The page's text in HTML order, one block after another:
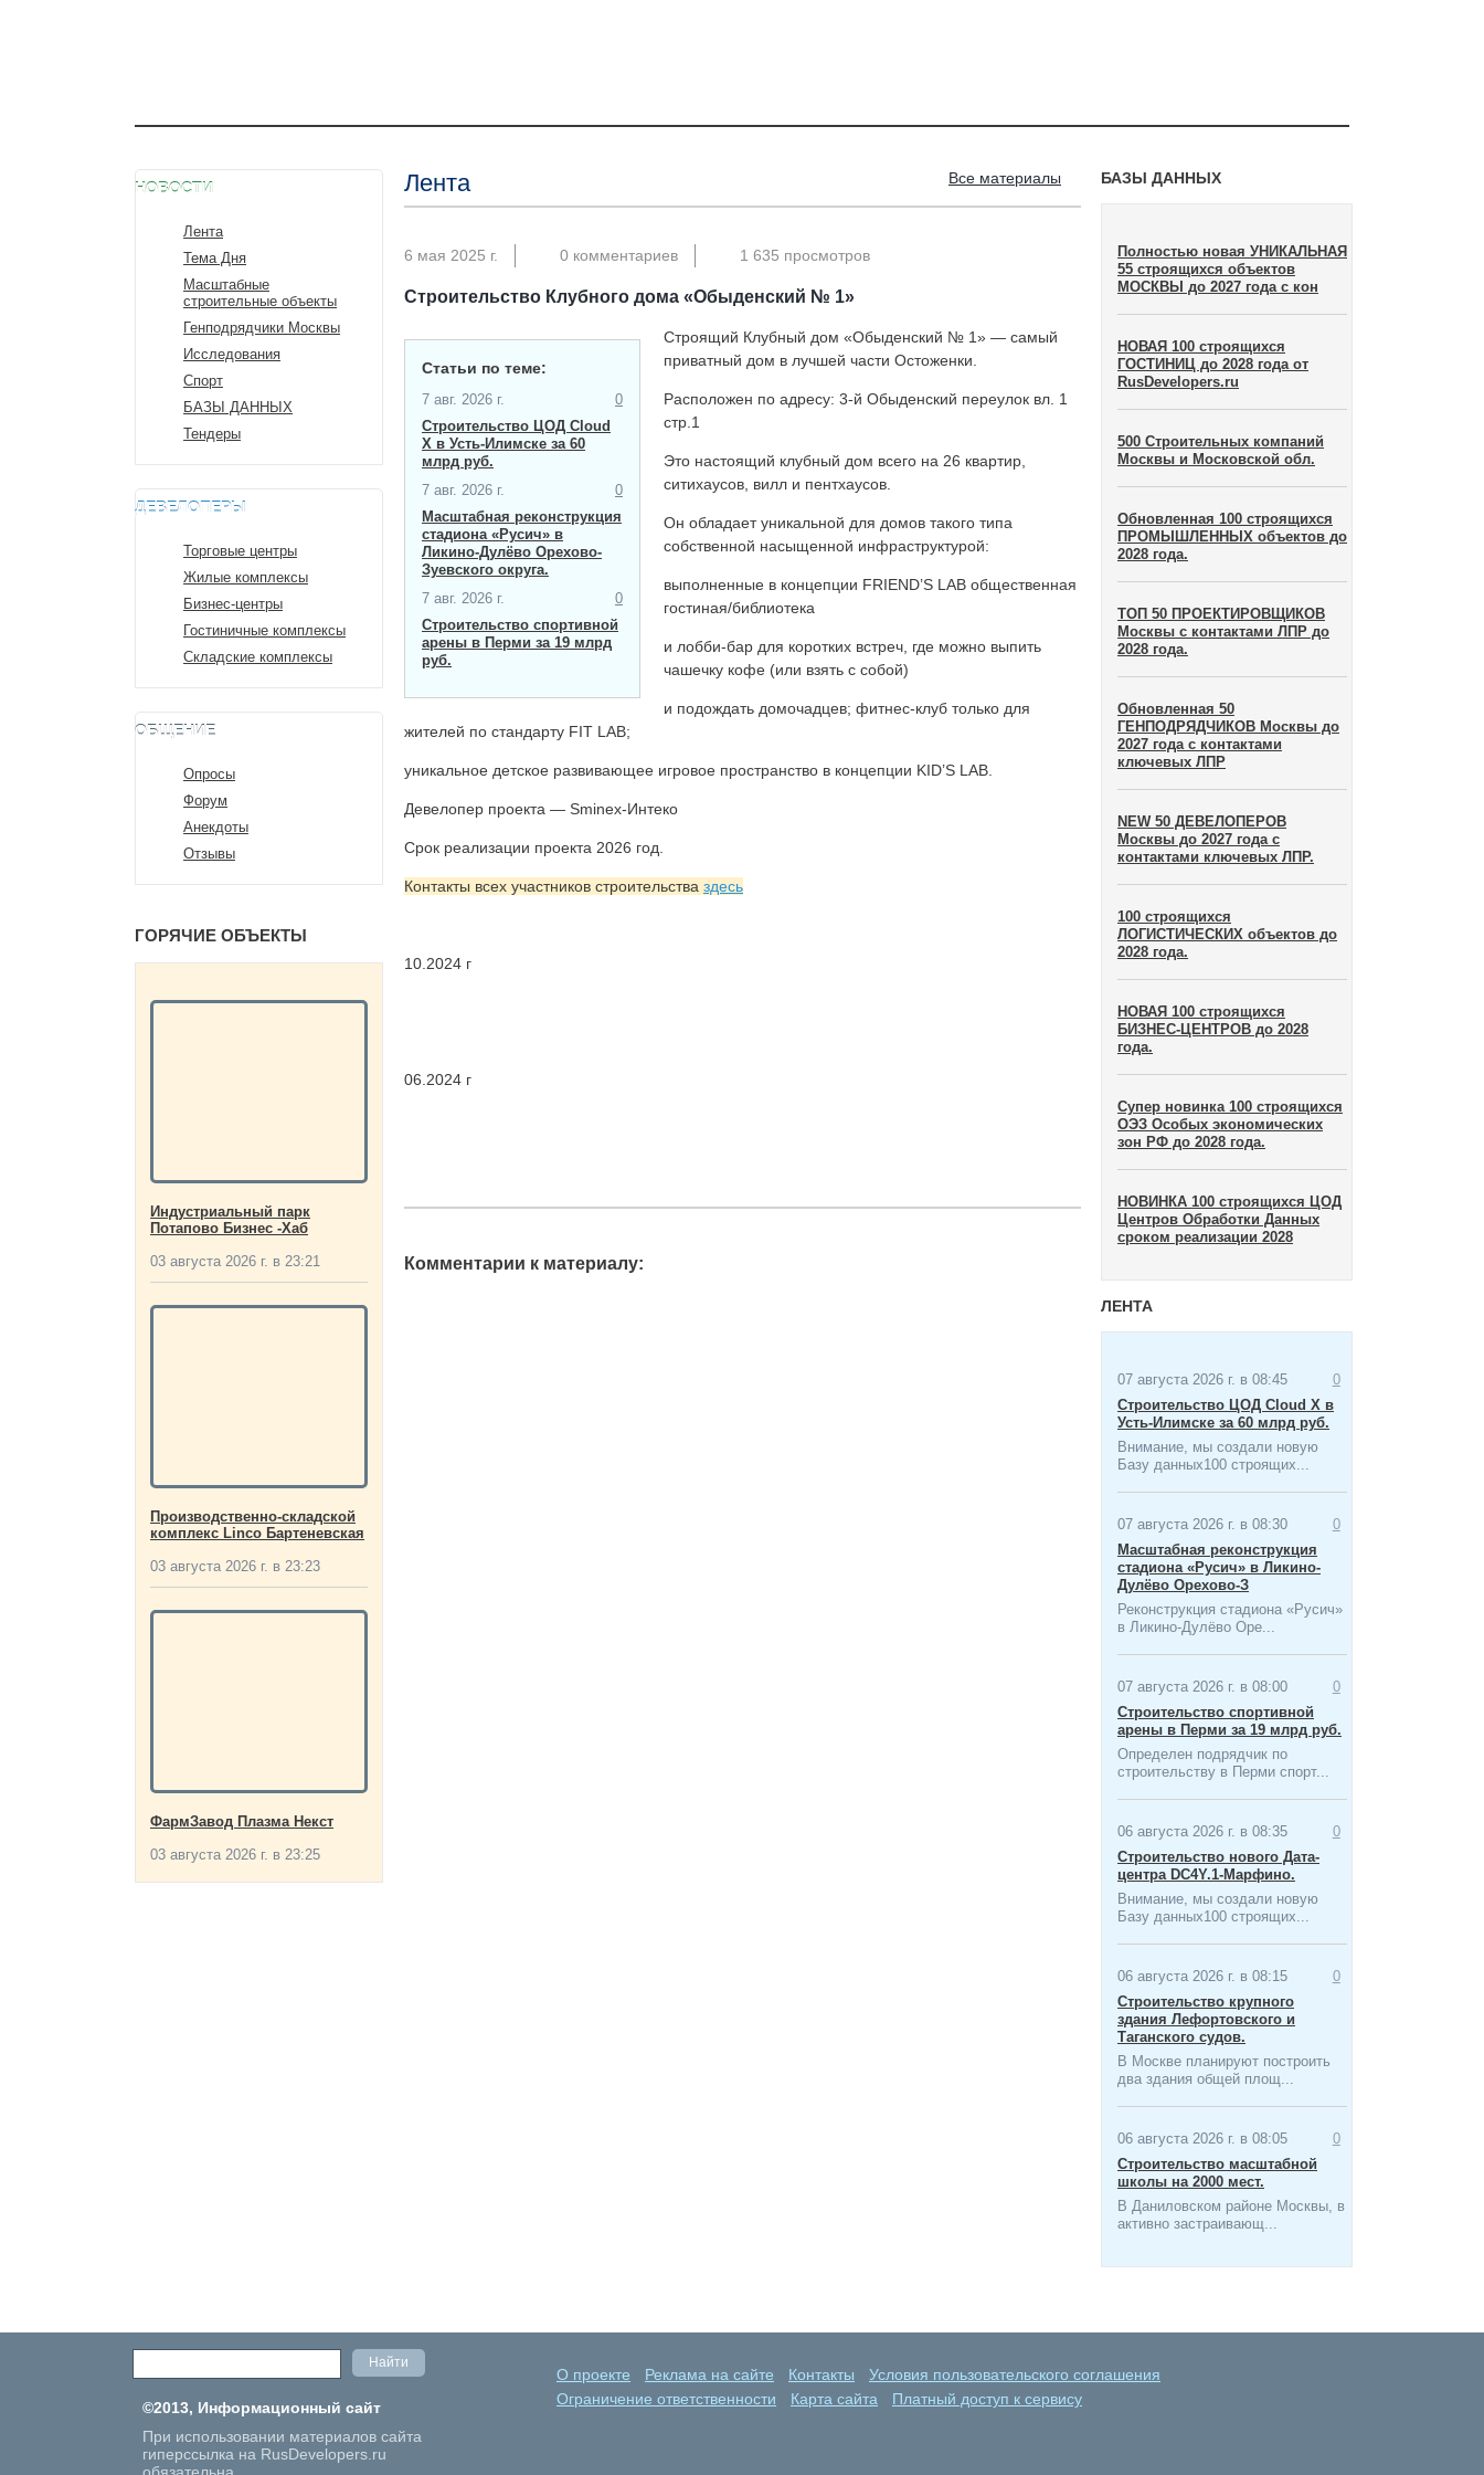
НОВОСТИ
Лента
Тема Дня
Масштабные
строительные объекты
Генподрядчики Москвы
Исследования
Спорт
БАЗЫ ДАННЫХ
Тендеры
ДЕВЕЛОПЕРЫ
Торговые центры
Жилые комплексы
Бизнес-центры
Гостиничные комплексы
Складские комплексы
ОБЩЕНИЕ
Опросы
Форум
Анекдоты
Отзывы
ГОРЯЧИЕ ОБЪЕКТЫ
Индустриальный парк
Потапово Бизнес -Хаб
03 августа 2026 г. в 23:21
Производственно-складской
комплекс Linco Бартеневская
03 августа 2026 г. в 23:23
ФармЗавод Плазма Некст
03 августа 2026 г. в 23:25
БАЗЫ ДАННЫХ
Полностью новая УНИКАЛЬНАЯ
55 строящихся объектов
МОСКВЫ до 2027 года с кон
НОВАЯ 100 строящихся
ГОСТИНИЦ до 2028 года от
RusDevelopers.ru
500 Строительных компаний
Москвы и Московской обл.
Обновленная 100 строящихся
ПРОМЫШЛЕННЫХ объектов до
2028 года.
ТОП 50 ПРОЕКТИРОВЩИКОВ
Москвы с контактами ЛПР до
2028 года.
Обновленная 50
ГЕНПОДРЯДЧИКОВ Москвы до
2027 года с контактами
ключевых ЛПР
NEW 50 ДЕВЕЛОПЕРОВ
Москвы до 2027 года с
контактами ключевых ЛПР.
100 строящихся
ЛОГИСТИЧЕСКИХ объектов до
2028 года.
НОВАЯ 100 строящихся
БИЗНЕС-ЦЕНТРОВ до 2028
года.
Супер новинка 100 строящихся
ОЭЗ Особых экономических
зон​ РФ до 2028 года.
НОВИНКА 100 строящихся ЦОД
Центров Обработки Данных
сроком реализации 2028
ЛЕНТА
07 августа 2026 г. в 08:45
0
Строительство ЦОД Cloud X в
Усть-Илимске за 60 млрд руб.
Внимание, мы создали новую
Базу данных100 строящих...
07 августа 2026 г. в 08:30
0
Масштабная ​реконструкция
стадиона «Русич» в Ликино-
Дулёво Орехово-З
Реконструкция стадиона «Русич»
в Ликино-Дулёво Оре...
07 августа 2026 г. в 08:00
0
Строительство спортивной
арены в Перми за 19 млрд руб.
Определен подрядчик по
строительству в Перми спорт...
06 августа 2026 г. в 08:35
0
Строительство нового Дата-
центра​ DC4Y.1-Марфино.
Внимание, мы создали новую
Базу данных100 строящих...
06 августа 2026 г. в 08:15
0
Строительство крупного
здания Лефортовского и
Таганского судов.
В Москве планируют построить
два здания общей площ...
06 августа 2026 г. в 08:05
0
Строительство масштабной
школы на 2000 мест​.
В Даниловском районе Москвы, в
активно застраивающ...
Лента Все материалы
6 мая 2025 г. 0 комментариев 1 635 просмотров
Строительство Клубного дома «Обыденский № 1»
Статьи по теме:
7 авг. 2026 г.
0
Строительство ЦОД Cloud
X в Усть-Илимске за 60
млрд руб.
7 авг. 2026 г.
0
Масштабная ​реконструкция
стадиона «Русич» в
Ликино-Дулёво Орехово-
Зуевского округа.
7 авг. 2026 г.
0
Строительство спортивной
арены в Перми за 19 млрд
руб.
Строящий Клубный дом «Обыденский № 1» — самый
приватный дом в лучшей части Остоженки.
Расположен по адресу: 3-й Обыденский переулок вл. 1
стр.1
Это настоящий клубный дом всего на 26 квартир,
ситихаусов, вилл и пентхаусов.
Он обладает уникальной для домов такого типа
собственной насыщенной инфраструктурой:
выполненные в концепции FRIEND’S LAB общественная
гостиная/библиотека
и лобби-бар для коротких встреч, где можно выпить
чашечку кофе (или взять с собой)
и подождать домочадцев; фитнес-клуб только для
жителей по стандарту FIT LAB;
уникальное детское развивающее игровое пространство в концепции KID’S LAB.
Девелопер проекта — Sminex-Интеко
Срок реализации проекта 2026 год.
Контакты всех участников строительства здесь
10.2024 г
06.2024 г
Комментарии к материалу:
©2013, Информационный сайт
При использовании материалов сайта
гиперссылка на RusDevelopers.ru
О проекте Реклама на сайте Контакты
Условия пользовательского соглашения
Ограничение ответственности
Карта сайта Платный доступ к сервису